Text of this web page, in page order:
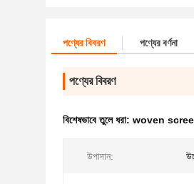
পণ্যের বিবরণ পণ্যের বর্ণনা
পণ্যের বিবরণ
বিশেষভাবে তুলে ধরা: woven
উপাদান: